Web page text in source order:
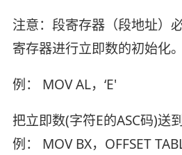
注意：段寄存器（段地址）
寄存器进行立即数的初始化。
例： MOV AL，‘E'
把立即数(字符E的ASC码)送
例： MOV BX，OFFSET